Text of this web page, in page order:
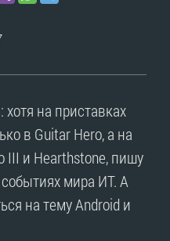
: хотя на приставках
в Guitar Hero, а на
III и Hearthstone, пишу
событиях мира ИТ. А
на тему Android и